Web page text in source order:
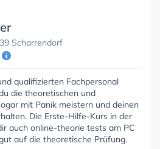
Scharrendorf
qualifizierten Fachpersonal
die theoretischen und
mit Panik meistern und deinen
Die Erste-Hilfe-Kurs in der
auch online-theorie tests am PC
auf die theoretische Prüfung.